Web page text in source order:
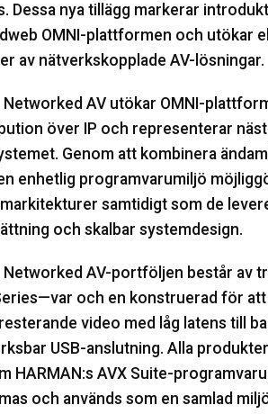
Dessa nya tillägg markerar
OMNI-plattformen och utökar
av nätverkskopplade AV-lösningar.
Networked AV utökar OMNI-
över IP och representerar
Genom att kombinera
enhetlig programvarumiljö
samtidigt som de
och skalbar systemdesign.
Networked AV-portföljen består av
och en konstruerad för
video med låg latens till
USB-anslutning. Alla
HARMAN:s AVX Suite-
och används som en samlad